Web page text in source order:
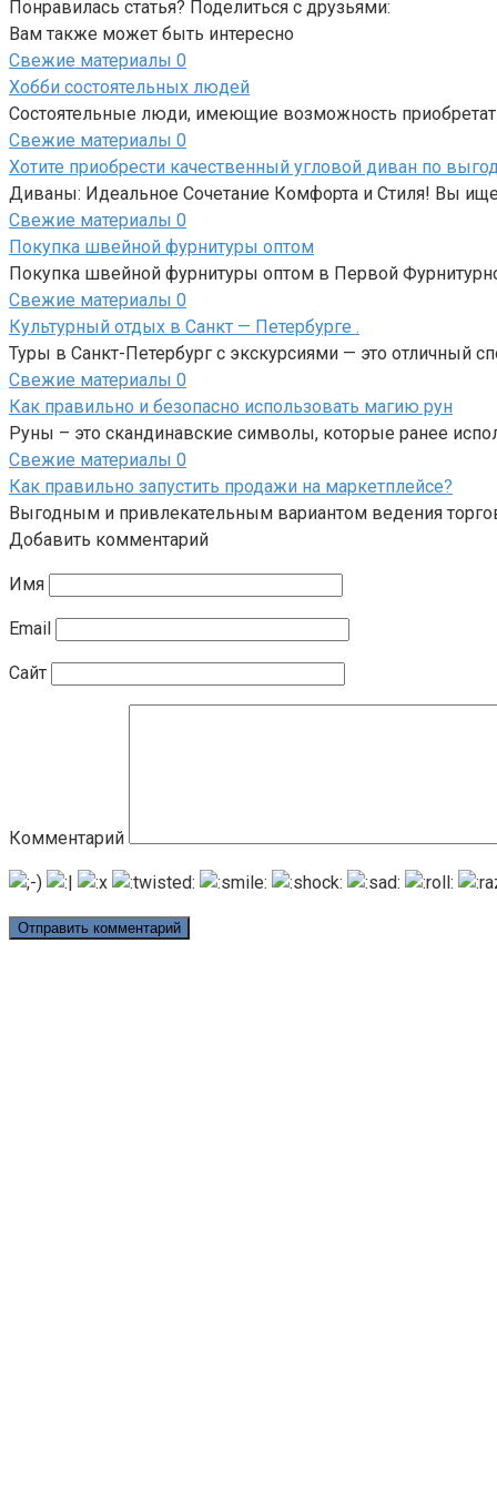
Понравилась статья? Поделиться с друзьями:
Вам также может быть интересно
Свежие материалы 0
Хобби состоятельных людей
Состоятельные люди, имеющие возможность
Свежие материалы 0
Хотите приобрести качественный угловой диван по
Диваны: Идеальное Сочетание Комфорта и Стиля! Вы
Свежие материалы 0
Покупка швейной фурнитуры оптом
Покупка швейной фурнитуры оптом в Первой
Свежие материалы 0
Культурный отдых в Санкт — Петербурге .
Туры в Санкт-Петербург с экскурсиями — это отличный
Свежие материалы 0
Как правильно и безопасно использовать магию рун
Руны – это скандинавские символы, которые ранее
Свежие материалы 0
Как правильно запустить продажи на маркетплейсе?
Выгодным и привлекательным вариантом ведения
Добавить комментарий
Имя
Email
Сайт
Комментарий